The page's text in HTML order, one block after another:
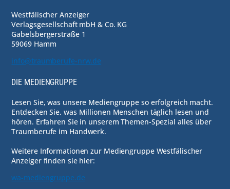
Westfälischer Anzeiger
Verlagsgesellschaft mbH & Co. KG
Gabelsbergerstraße 1
59069 Hamm
info@traumberufe-nrw.de
DIE MEDIENGRUPPE
Lesen Sie, was unsere Mediengruppe so erfolgreich macht.
Entdecken Sie, was Millionen Menschen täglich lesen und
hören. Erfahren Sie in unserem Themen-Spezial alles über
Traumberufe im Handwerk.
Weitere Informationen zur Mediengruppe Westfälischer
Anzeiger finden sie hier:
wa-mediengruppe.de